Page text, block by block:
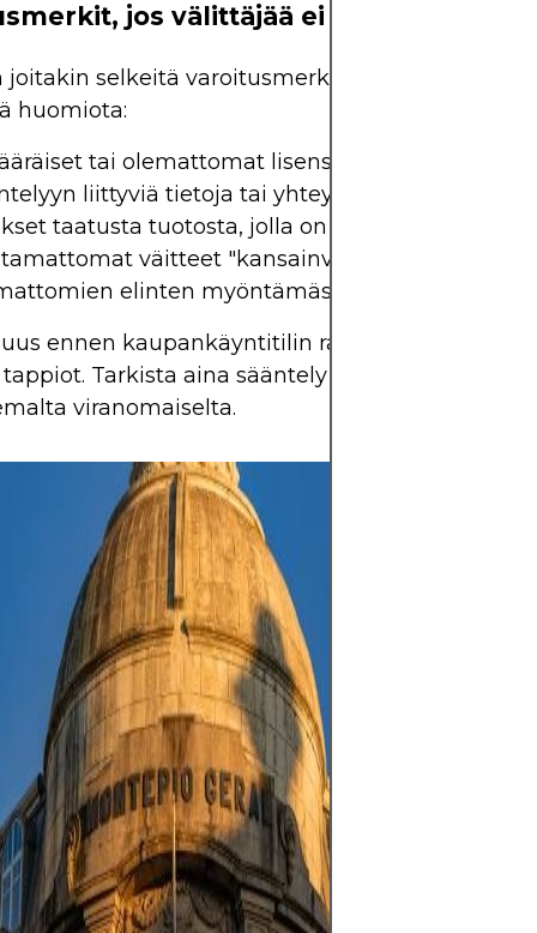
jos välittäjää ei säännellä
joitakin selkeitä varoitusmerkkejä, joihin
huomiota:
tai olemattomat lisenssitiedot
liittyviä tietoja tai yhteystietoja
taatusta tuotosta, jolla on vähän tai ei
väitteet "kansainvälisten" tai
elinten myöntämästä lisenssistä
ennen kaupankäyntitilin rahoittamista voi
Tarkista aina sääntely suoraan välittäjän
viranomaiselta.